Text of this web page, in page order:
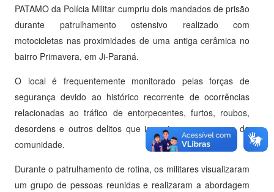
PATAMO da Polícia Militar cumpriu dois mandados de prisão
durante patrulhamento ostensivo realizado com
motocicletas nas proximidades de uma antiga cerâmica no
bairro Primavera, em Ji-Paraná.
O local é frequentemente monitorado pelas forças de
segurança devido ao histórico recorrente de ocorrências
relacionadas ao tráfico de entorpecentes, furtos, roubos,
desordens e outros delitos que impactam a segurança da
comunidade.
Durante o patrulhamento de rotina, os militares visualizaram
um grupo de pessoas reunidas e realizaram a abordagem